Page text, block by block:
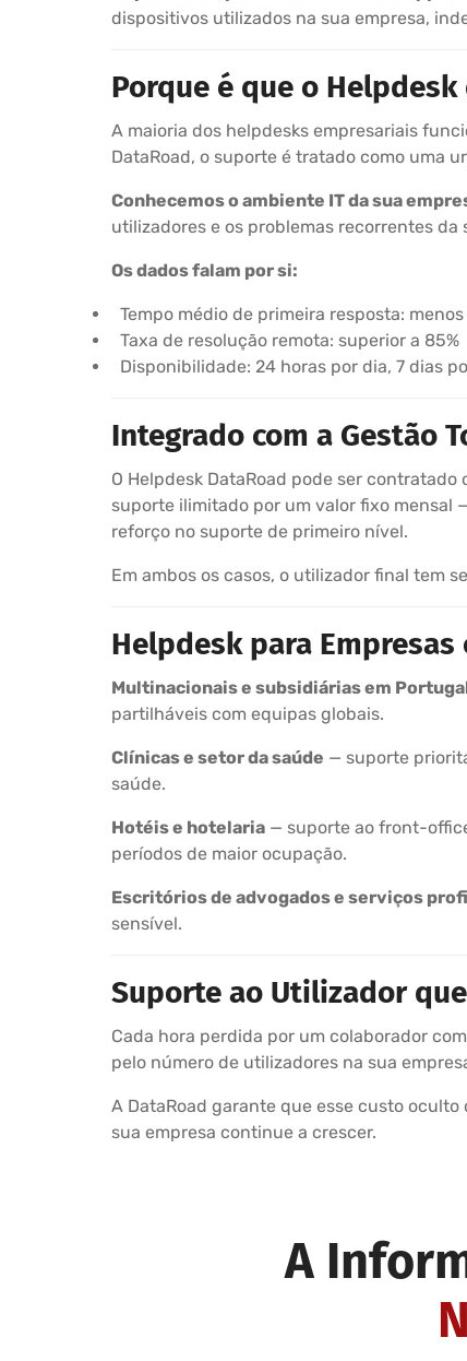
dispositivos utilizados na sua empresa,
Porque é que o
A maioria dos helpdesks empresariais
DataRoad, o suporte é tratado como uma
Conhecemos o ambiente IT da sua
utilizadores e os problemas recorrentes
Os dados falam por si:
Tempo médio de primeira resposta: menos
Taxa de resolução remota: superior a 85%
Disponibilidade: 24 horas por dia, 7 dias
Integrado com a Gestão
O Helpdesk DataRoad pode ser
suporte ilimitado por um valor fixo mensal
reforço no suporte de primeiro nível.
Em ambos os casos, o utilizador final tem
Helpdesk para Empresas
Multinacionais e subsidiárias em
partilháveis com equipas globais.
Clínicas e setor da saúde — suporte
saúde.
Hotéis e hotelaria — suporte ao front-
períodos de maior ocupação.
Escritórios de advogados e serviços
sensível.
Suporte ao Utilizador
Cada hora perdida por um colaborador
pelo número de utilizadores na sua
A DataRoad garante que esse custo
sua empresa continue a crescer.
A